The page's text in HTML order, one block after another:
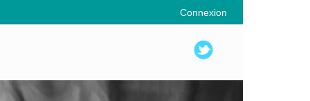
Connexion